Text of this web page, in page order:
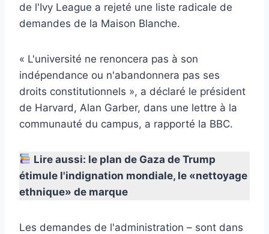
de l'Ivy League a rejeté une liste radicale de
demandes de la Maison Blanche.
« L'université ne renoncera pas à son
indépendance ou n'abandonnera pas ses
droits constitutionnels », a déclaré le président
de Harvard, Alan Garber, dans une lettre à la
communauté du campus, a rapporté la BBC.
Lire aussi: le plan de Gaza de Trump
étimule l'indignation mondiale, le «nettoyage
ethnique» de marque
Les demandes de l'administration – sont dans